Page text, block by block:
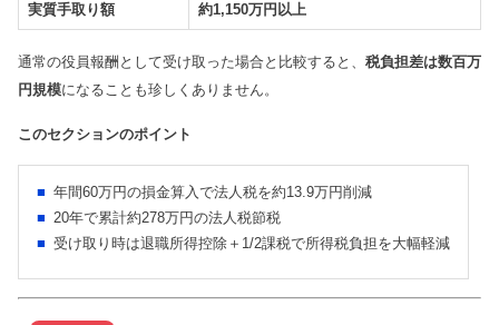
実質手取り額 約1,150万円以上
通常の役員報酬として受け取った場合と比較すると、 税負担差は数百万
円規模になることも珍しくありません。
このセクションのポイント
年間60万円の損金算入で法人税を約13.9万円削減
20年で累計約278万円の法人税節税
受け取り時は退職所得控除＋1/2課税で所得税負担を大幅軽減